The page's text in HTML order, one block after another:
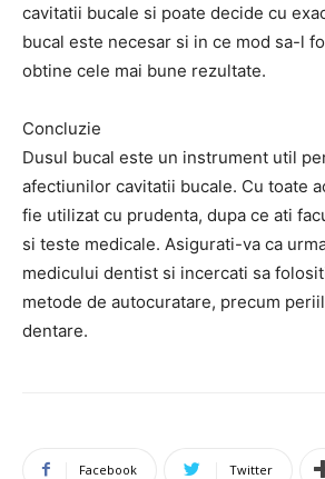
cavitatii bucale si poate decide cu
bucal este necesar si in ce mod sa-l
obtine cele mai bune rezultate.
Concluzie
Dusul bucal este un instrument util
afectiunilor cavitatii bucale. Cu toate
fie utilizat cu prudenta, dupa ce ati
si teste medicale. Asigurati-va ca
medicului dentist si incercati sa
metode de autocuratare, precum
dentare.
Facebook Twitter